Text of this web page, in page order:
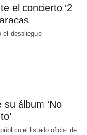
el concierto ‘2
el despliegue
álbum ‘No
el listado oficial de